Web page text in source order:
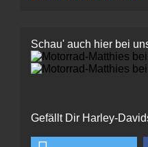
Schau' auch hier bei
Gefällt Dir Harley-